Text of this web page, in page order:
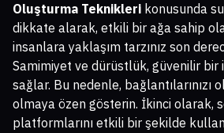
Oluşturma Teknikleri konusunda
dikkate alarak, etkili bir ağa sahip
insanlara yaklaşım tarzınız son
Samimiyet ve dürüstlük, güvenilir bir
sağlar. Bu nedenle, bağlantılarınızı
olmaya özen gösterin. İkinci olarak,
platformlarını etkili bir şekilde